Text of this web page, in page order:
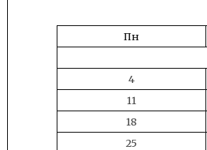
Пн
4
11
18
25